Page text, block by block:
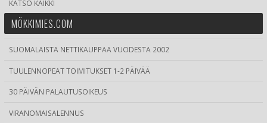
KATSO KAIKKI
MÖKKIMIES.COM
SUOMALAISTA NETTIKAUPPAA VUODESTA 2002
TUULENNOPEAT TOIMITUKSET 1-2 PÄIVÄÄ
30 PÄIVÄN PALAUTUSOIKEUS
VIRANOMAISALENNUS